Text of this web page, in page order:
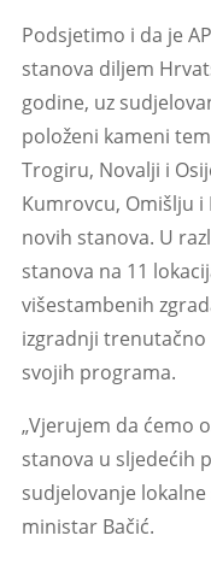
Podsjetimo i da je
stanova diljem
godine, uz
položeni kameni
Trogiru, Novalji i
Kumrovcu, Omišlju i
novih stanova. U
stanova na 11
višestambenih
izgradnji trenutačno
svojih programa.
„Vjerujem da ćemo
stanova u sljedećih
sudjelovanje
ministar Bačić.